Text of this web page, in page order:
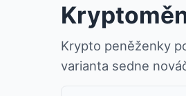
Krypto peněženky
varianta sedne